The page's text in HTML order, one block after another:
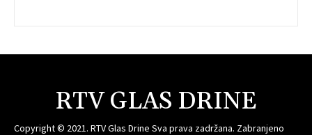
RTV GLAS DRINE
Copyright © 2021. RTV Glas Drine Sva prava zadržana. Zabranjeno